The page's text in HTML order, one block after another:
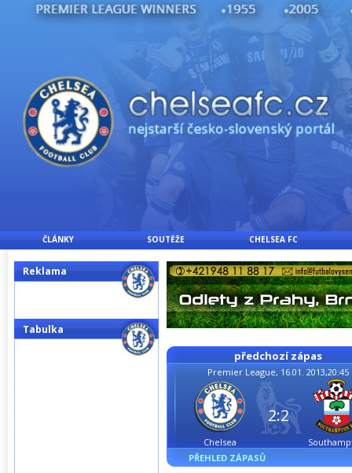
ČLÁNKY SOUTĚŽE CHELSEA FC
předchozí zápas
Premier League, 16.01. 2013,20:45
Chelsea
2:2
PŘEHLED ZÁPASŮ
Reklama
Tabulka